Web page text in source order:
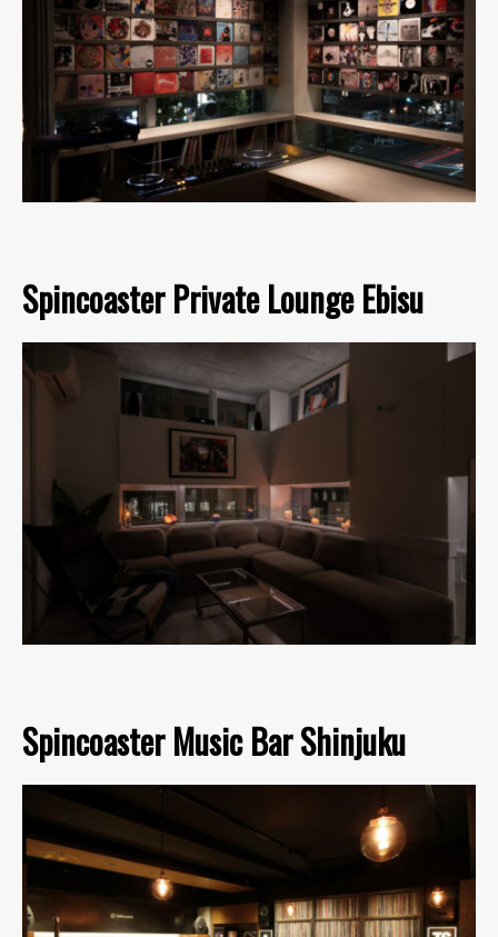
Spincoaster Private Lounge Ebisu
Spincoaster Music Bar Shinjuku